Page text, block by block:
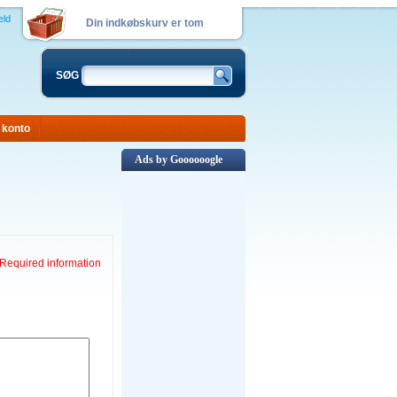
Din indkøbskurv er tom
SØG
konto
information
Ads by Goooooogle